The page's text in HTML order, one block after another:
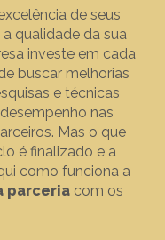
de seus
qualidade da sua
investe em cada
buscar melhorias
e técnicas
nas
Mas o que
é finalizado e a
como funciona a
parceria com os